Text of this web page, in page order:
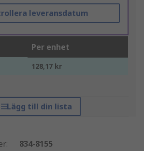
leveransdatum
Per enhet
128,17 kr
Lägg till din lista
:
834-8155